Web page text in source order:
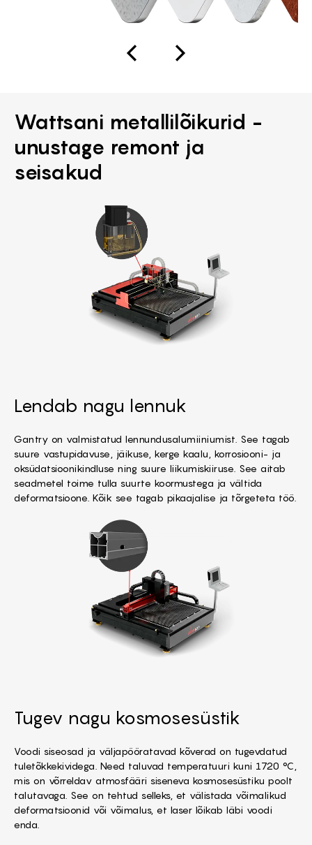
Wattsani metallilõikurid -
unustage remont ja
seisakud
Lendab nagu lennuk
Gantry on valmistatud lennundusalumiiniumist. See tagab
suure vastupidavuse, jäikuse, kerge kaalu, korrosiooni- ja
oksüdatsioonikindluse ning suure liikumiskiiruse. See aitab
seadmetel toime tulla suurte koormustega ja vältida
deformatsioone. Kõik see tagab pikaajalise ja tõrgeteta töö.
Tugev nagu kosmosesüstik
Voodi siseosad ja väljapööratavad kõverad on tugevdatud
tuletõkkekividega. Need taluvad temperatuuri kuni 1720 °C,
mis on võrreldav atmosfääri siseneva kosmosesüstiku poolt
talutavaga. See on tehtud selleks, et välistada võimalikud
deformatsioonid või võimalus, et laser lõikab läbi voodi
enda.